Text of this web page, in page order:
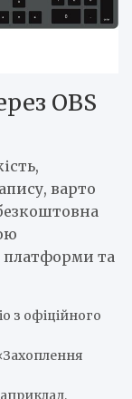
OBS
варто
платформи та
з офіційного